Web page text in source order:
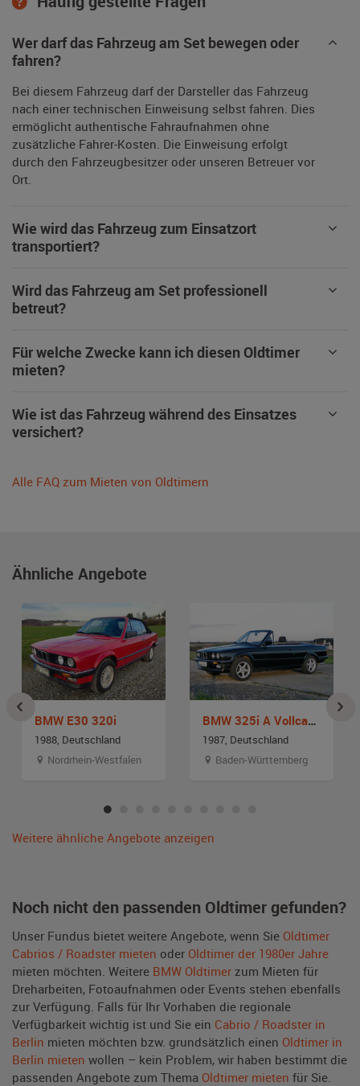
Wer darf das Fahrzeug am Set bewegen oder
fahren?
Bei diesem Fahrzeug darf der Darsteller das Fahrzeug
nach einer technischen Einweisung selbst fahren. Dies
ermöglicht authentische Fahraufnahmen ohne
zusätzliche Fahrer-Kosten. Die Einweisung erfolgt
durch den Fahrzeugbesitzer oder unseren Betreuer vor
Ort.
Wie wird das Fahrzeug zum Einsatzort
transportiert?
Wird das Fahrzeug am Set professionell
betreut?
Für welche Zwecke kann ich diesen Oldtimer
mieten?
Wie ist das Fahrzeug während des Einsatzes
versichert?
Alle FAQ zum Mieten von Oldtimern
Ähnliche Angebote
BMW E30 320i
1988, Deutschland
Nordrhein-Westfalen
BMW 325i A Vollcabrio
1987, Deutschland
Baden-Württemberg
Weitere ähnliche Angebote anzeigen
Noch nicht den passenden Oldtimer gefunden?
Unser Fundus bietet weitere Angebote, wenn Sie Oldtimer
Cabrios / Roadster mieten oder Oldtimer der 1980er Jahre
mieten möchten. Weitere BMW Oldtimer zum Mieten für
Dreharbeiten, Fotoaufnahmen oder Events stehen ebenfalls
zur Verfügung. Falls für Ihr Vorhaben die regionale
Verfügbarkeit wichtig ist und Sie ein Cabrio / Roadster in
Berlin mieten möchten bzw. grundsätzlich einen Oldtimer in
Berlin mieten wollen – kein Problem, wir haben bestimmt die
passenden Angebote zum Thema Oldtimer mieten für Sie.